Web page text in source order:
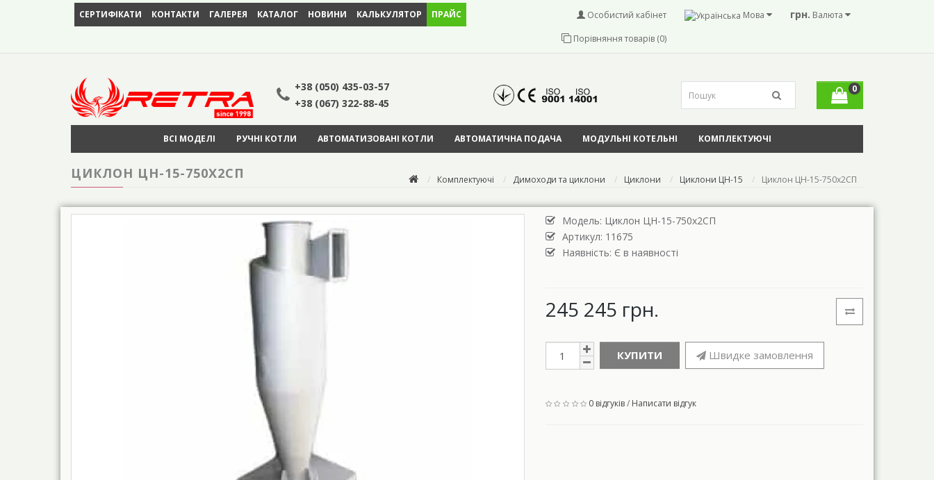
СЕРТИФІКАТИ КОНТАКТИ ГАЛЕРЕЯ КАТАЛОГ НОВИНИ КАЛЬКУЛЯТОР ПРАЙС грн. Валюта
Мова
Особистий кабінет
Порівняння товарів (0)
+38 (050) 435-03-57
+38 (067) 322-88-45
0
ВСІ МОДЕЛІ РУЧНІ КОТЛИ АВТОМАТИЗОВАНІ КОТЛИ АВТОМАТИЧНА ПОДАЧА МОДУЛЬНІ КОТЕЛЬНІ КОМПЛЕКТУЮЧІ
Комплектуючі Димоходи та циклони Циклони Циклони ЦН-15 Циклон ЦН-15-750х2СП
ЦИКЛОН ЦН-15-750Х2СП
Модель: Циклон ЦН-15-750х2СП
Артикул: 11675
Наявність: Є в наявності
245 245 грн.
КУПИТИ Швидке замовлення
0 відгуків/ Написати відгук